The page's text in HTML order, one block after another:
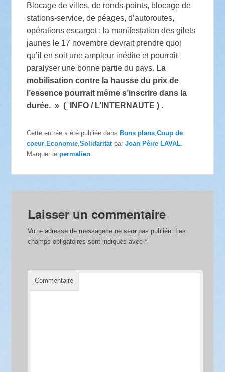
Blocage de villes, de ronds-points, blocage de
stations-service, de péages, d’autoroutes,
opérations escargot : la manifestation des gilets
jaunes le 17 novembre devrait prendre quoi
qu’il en soit une ampleur inédite et pourrait
paralyser une bonne partie du pays. La
mobilisation contre la hausse du prix de
l’essence pourrait même s’inscrire dans la
durée. » ( INFO / L’INTERNAUTE ) .
Cette entrée a été publiée dansBons plans ,Coup de
coeur ,Economie ,Solidaritat parJoan Pèire LAVAL
Marquer lepermalien
Laisser un commentaire
Votre adresse de messagerie ne sera pas publiée. Les
champs obligatoires sont indiqués avec*
Commentaire